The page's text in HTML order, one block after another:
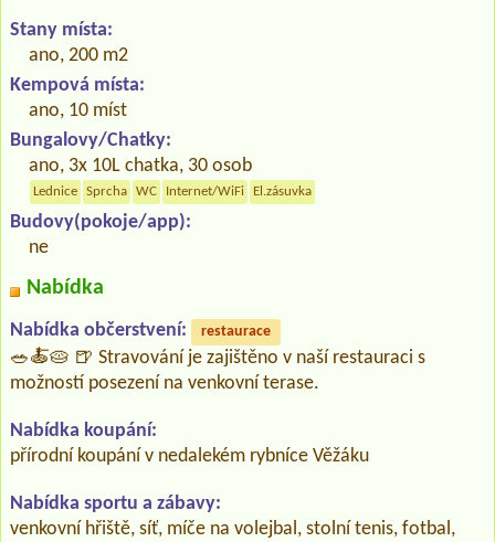
Stany místa:
ano, 200 m2
Kempová místa:
ano, 10 míst
Bungalovy/Chatky:
ano, 3x 10L chatka, 30 osob
Lednice Sprcha WC Internet/WiFi El.zásuvka
Budovy(pokoje/app):
ne
Nabídka
Nabídka občerstvení: restaurace
🥗🍝🥧 🍺 Stravování je zajištěno v naší restauraci s
možností posezení na venkovní terase.
Nabídka koupání:
přírodní koupání v nedalekém rybníce Věžáku
Nabídka sportu a zábavy:
venkovní hřiště, síť, míče na volejbal, stolní tenis, fotbal,